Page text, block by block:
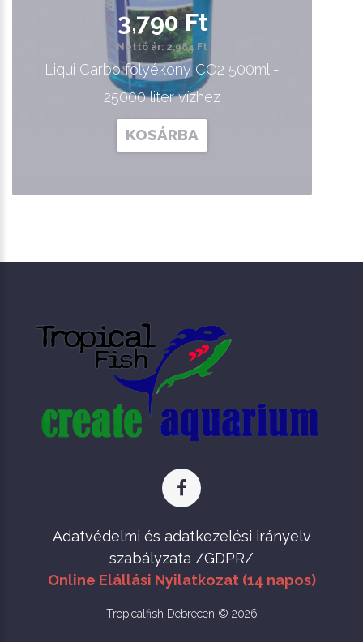
3,790 Ft
Nettó ár: 2,984 Ft
Liqui Carbo folyékony CO2 500ml -
25000 liter vízhez
KOSÁRBA
Adatvédelmi és adatkezelési irányelv
szabályzata /GDPR/
Online Elállási Nyilatkozat (14 napos)
Tropicalfish Debrecen © 2026